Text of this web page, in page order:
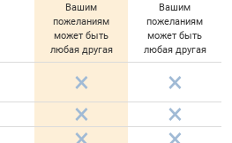
Вашим
пожеланиям
может быть
любая другая
Вашим
пожеланиям
может быть
любая другая